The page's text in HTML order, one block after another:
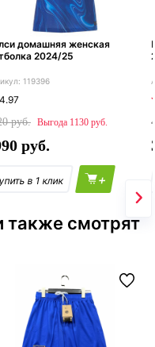
домашняя женская
2024/25
119396
4.97
1130
+
также смотрят